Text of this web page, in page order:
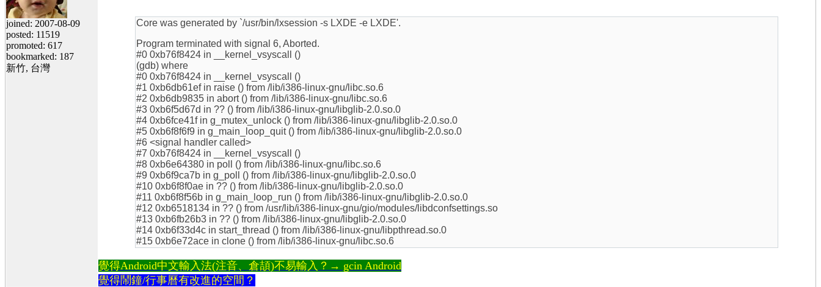
joined: 2007-08-09
posted: 11519
promoted: 617
bookmarked: 187
新竹, 台灣
Core was generated by `/usr/bin/lxsession -s LXDE -e LXDE'.
Program terminated with signal 6, Aborted.
#0 0xb76f8424 in __kernel_vsyscall ()
(gdb) where
#0 0xb76f8424 in __kernel_vsyscall ()
#1 0xb6db61ef in raise () from /lib/i386-linux-gnu/libc.so.6
#2 0xb6db9835 in abort () from /lib/i386-linux-gnu/libc.so.6
#3 0xb6f5d67d in ?? () from /lib/i386-linux-gnu/libglib-2.0.so.0
#4 0xb6fce41f in g_mutex_unlock () from /lib/i386-linux-gnu/libglib-2.0.so.0
#5 0xb6f8f6f9 in g_main_loop_quit () from /lib/i386-linux-gnu/libglib-2.0.so.0
#6 <signal handler called>
#7 0xb76f8424 in __kernel_vsyscall ()
#8 0xb6e64380 in poll () from /lib/i386-linux-gnu/libc.so.6
#9 0xb6f9ca7b in g_poll () from /lib/i386-linux-gnu/libglib-2.0.so.0
#10 0xb6f8f0ae in ?? () from /lib/i386-linux-gnu/libglib-2.0.so.0
#11 0xb6f8f56b in g_main_loop_run () from /lib/i386-linux-gnu/libglib-2.0.so.0
#12 0xb6518134 in ?? () from /usr/lib/i386-linux-gnu/gio/modules/libdconfsettings.so
#13 0xb6fb26b3 in ?? () from /lib/i386-linux-gnu/libglib-2.0.so.0
#14 0xb6f33d4c in start_thread () from /lib/i386-linux-gnu/libpthread.so.0
#15 0xb6e72ace in clone () from /lib/i386-linux-gnu/libc.so.6
覺得Android中文輸入法(注音、倉頡)不易輸入？→ gcin Android
覺得鬧鐘/行事曆有改進的空間？